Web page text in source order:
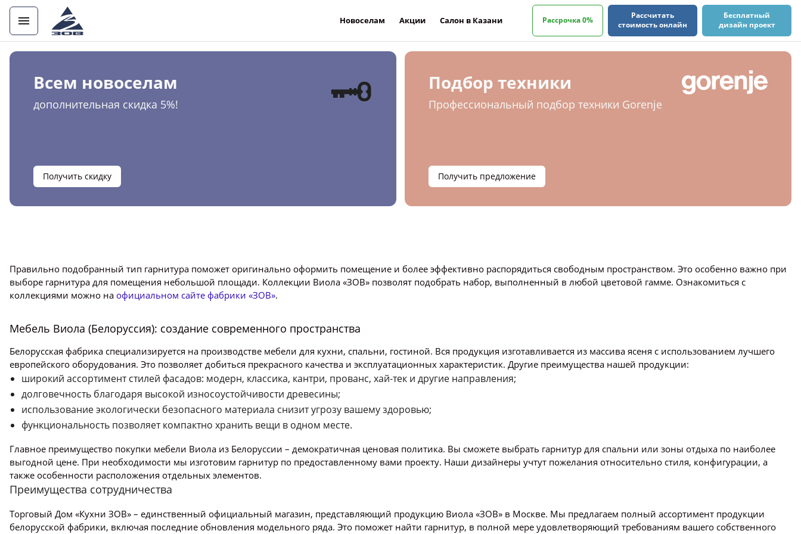
Новоселам Акции Салон в Казани Рассрочка 0%
Рассчитать
стоимость онлайн
Бесплатный
дизайн проект
Всем новоселам
дополнительная скидка 5%! 🗝
Получить скидку
Подбор техники
Профессиональный подбор техники Gorenje
Получить предложение
Правильно подобранный тип гарнитура поможет оригинально оформить помещение и более эффективно распорядиться свободным пространством. Это особенно важно при
выборе гарнитура для помещения небольшой площади. Коллекции Виола «ЗОВ» позволят подобрать набор, выполненный в любой цветовой гамме. Ознакомиться с
коллекциями можно на официальном сайте фабрики «ЗОВ».
Мебель Виола (Белоруссия): создание современного пространства
Белорусская фабрика специализируется на производстве мебели для кухни, спальни, гостиной. Вся продукция изготавливается из массива ясеня с использованием лучшего
европейского оборудования. Это позволяет добиться прекрасного качества и эксплуатационных характеристик. Другие преимущества нашей продукции:
широкий ассортимент стилей фасадов: модерн, классика, кантри, прованс, хай-тек и другие направления;
долговечность благодаря высокой износоустойчивости древесины;
использование экологически безопасного материала снизит угрозу вашему здоровью;
функциональность позволяет компактно хранить вещи в одном месте.
Главное преимущество покупки мебели Виола из Белоруссии – демократичная ценовая политика. Вы сможете выбрать гарнитур для спальни или зоны отдыха по наиболее
выгодной цене. При необходимости мы изготовим гарнитур по предоставленному вами проекту. Наши дизайнеры учтут пожелания относительно стиля, конфигурации, а
также особенности расположения отдельных элементов.
Преимущества сотрудничества
Торговый Дом «Кухни ЗОВ» – единственный официальный магазин, представляющий продукцию Виола «ЗОВ» в Москве. Мы предлагаем полный ассортимент продукции
белорусской фабрики, включая последние обновления модельного ряда. Это поможет найти гарнитур, в полной мере удовлетворяющий требованиям вашего собственного